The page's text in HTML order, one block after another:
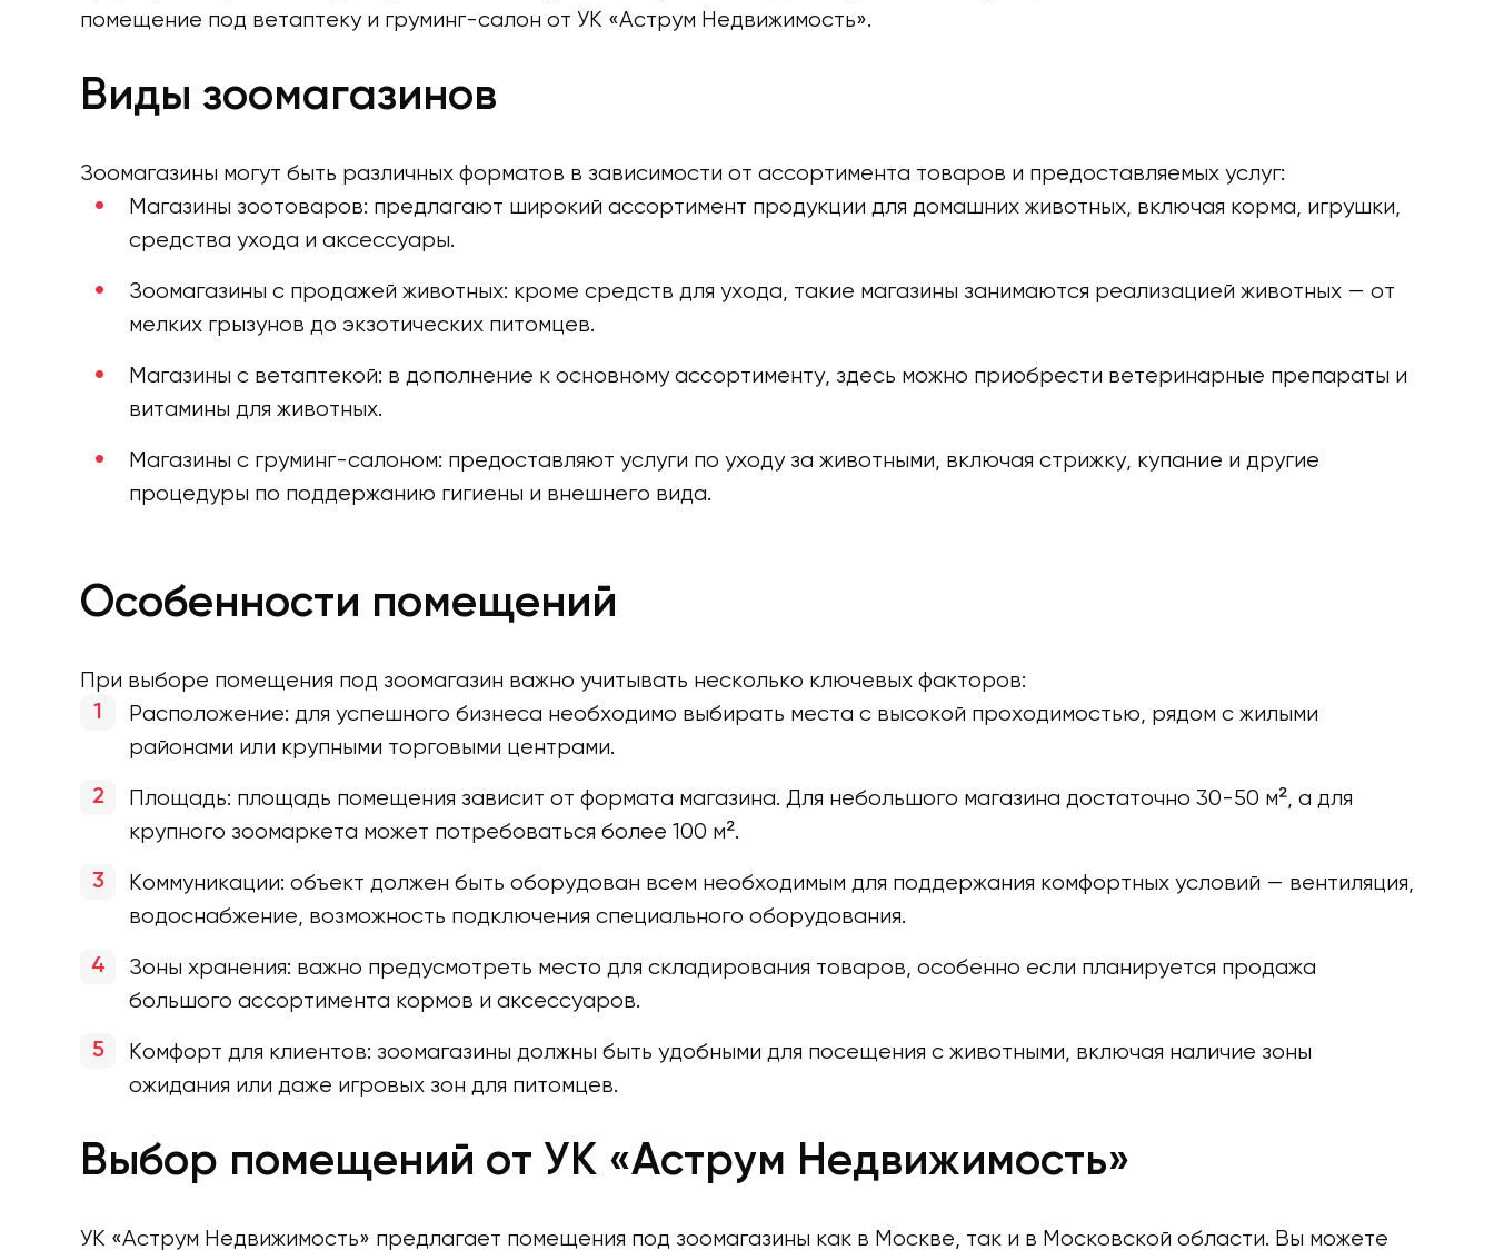
помещение под ветаптеку и груминг-салон от УК «Аструм Недвижимость».
Виды зоомагазинов
Зоомагазины могут быть различных форматов в зависимости от ассортимента товаров и предоставляемых услуг:
Магазины зоотоваров: предлагают широкий ассортимент продукции для домашних животных, включая корма, игрушки,
средства ухода и аксессуары.
Зоомагазины с продажей животных: кроме средств для ухода, такие магазины занимаются реализацией животных — от
мелких грызунов до экзотических питомцев.
Магазины с ветаптекой: в дополнение к основному ассортименту, здесь можно приобрести ветеринарные препараты и
витамины для животных.
Магазины с груминг-салоном: предоставляют услуги по уходу за животными, включая стрижку, купание и другие
процедуры по поддержанию гигиены и внешнего вида.
Особенности помещений
При выборе помещения под зоомагазин важно учитывать несколько ключевых факторов:
Расположение: для успешного бизнеса необходимо выбирать места с высокой проходимостью, рядом с жилыми
районами или крупными торговыми центрами.
Площадь: площадь помещения зависит от формата магазина. Для небольшого магазина достаточно 30-50 м², а для
крупного зоомаркета может потребоваться более 100 м².
Коммуникации: объект должен быть оборудован всем необходимым для поддержания комфортных условий — вентиляция,
водоснабжение, возможность подключения специального оборудования.
Зоны хранения: важно предусмотреть место для складирования товаров, особенно если планируется продажа
большого ассортимента кормов и аксессуаров.
Комфорт для клиентов: зоомагазины должны быть удобными для посещения с животными, включая наличие зоны
ожидания или даже игровых зон для питомцев.
Выбор помещений от УК «Аструм Недвижимость»
УК «Аструм Недвижимость» предлагает помещения под зоомагазины как в Москве, так и в Московской области. Вы можете